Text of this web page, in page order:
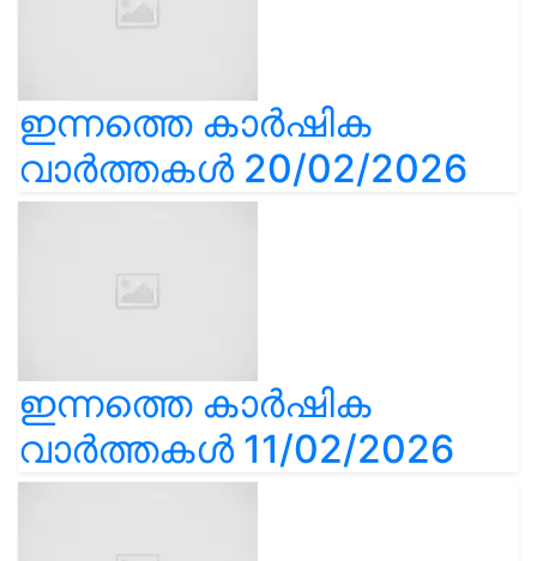
ഇന്നത്തെ കാർഷിക
വാർത്തകൾ 20/02/2026
ഇന്നത്തെ കാർഷിക
വാർത്തകൾ 11/02/2026